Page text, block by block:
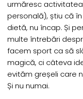
urmăresc
personală), știu că
dietă, nu încap. Și
multe întrebări
facem sport ca să
magică, ci câteva
evităm greșeli care
Și nu numai.